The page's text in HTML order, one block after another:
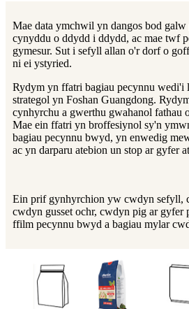
Mae data ymchwil yn dangos bod
cynyddu o ddydd i ddydd, ac mae twf
gymesur. Sut i sefyll allan o'r dorf o
ni ei ystyried.
Rydym yn ffatri bagiau pecynnu wedi'i
strategol yn Foshan Guangdong.
cynhyrchu a gwerthu gwahanol fathau
Mae ein ffatri yn broffesiynol sy'n
bagiau pecynnu bwyd, yn enwedig
ac yn darparu atebion un stop ar gyfer
Ein prif gynhyrchion yw cwdyn sefyll,
cwdyn gusset ochr, cwdyn pig ar gyfer
ffilm pecynnu bwyd a bagiau mylar